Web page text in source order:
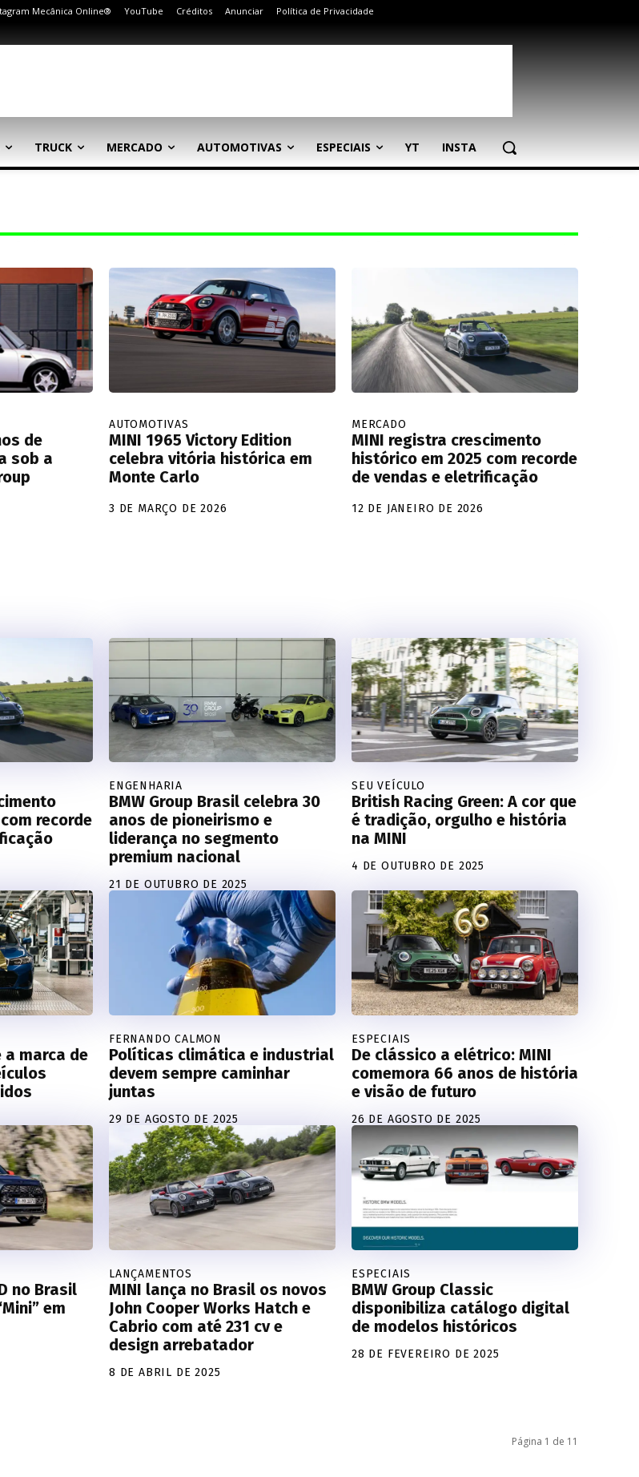
Mecânica Online® YouTube Créditos Anunciar Política de Privacidade
TRUCK MERCADO AUTOMOTIVAS ESPECIAIS YT INSTA
de
sob a
AUTOMOTIVAS
MINI 1965 Victory Edition
celebra vitória histórica em
Monte Carlo
3 DE MARÇO DE 2026
MERCADO
MINI registra crescimento
histórico em 2025 com recorde
de vendas e eletrificação
12 DE JANEIRO DE 2026
recorde
ENGENHARIA
BMW Group Brasil celebra 30
anos de pioneirismo e
liderança no segmento
premium nacional
21 DE OUTUBRO DE 2025
SEU VEÍCULO
British Racing Green: A cor que
é tradição, orgulho e história
na MINI
4 DE OUTUBRO DE 2025
a marca de
FERNANDO CALMON
Políticas climática e industrial
devem sempre caminhar
juntas
29 DE AGOSTO DE 2025
ESPECIAIS
De clássico a elétrico: MINI
comemora 66 anos de história
e visão de futuro
26 DE AGOSTO DE 2025
no Brasil
em
LANÇAMENTOS
MINI lança no Brasil os novos
John Cooper Works Hatch e
Cabrio com até 231 cv e
design arrebatador
8 DE ABRIL DE 2025
ESPECIAIS
BMW Group Classic
disponibiliza catálogo digital
de modelos históricos
28 DE FEVEREIRO DE 2025
Página 1 de 11